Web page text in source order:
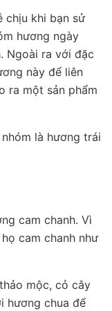
chịu khi bạn sử
hương ngày
Ngoài ra với đặc
này để liên
ra một sản phẩm
là hương trái
cam chanh. Vì
cam chanh như
mộc, cỏ cây
hương chua để